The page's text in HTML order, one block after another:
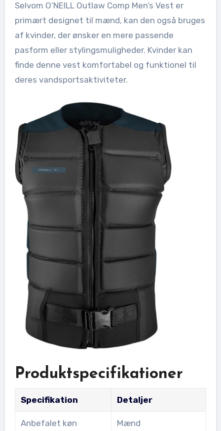
Selvom O’NEILL Outlaw Comp Men’s Vest er
primært designet til mænd, kan den også bruges
af kvinder, der ønsker en mere passende
pasform eller stylingsmuligheder. Kvinder kan
finde denne vest komfortabel og funktionel til
deres vandsportsaktiviteter.
Produktspecifikationer
Specifikation Detaljer
Anbefalet køn Mænd